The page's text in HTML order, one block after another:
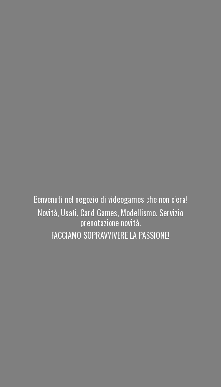
Benvenuti nel negozio di videogames che non c'era!
Novità, Usati, Card Games, Modellismo. Servizio
prenotazione novità.
FACCIAMO SOPRAVVIVERE LA PASSIONE!